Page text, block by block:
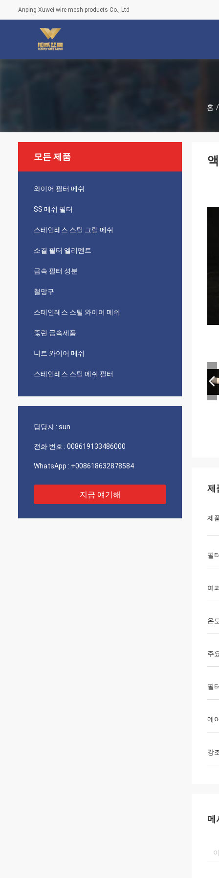
Anping Xuwei wire mesh products Co., Ltd
홈 /
모든 제품
와이어 필터 메쉬
SS 메쉬 필터
스테인레스 스틸 그릴 메쉬
소결 필터 엘리멘트
금속 필터 성분
철망구
스테인레스 스틸 와이어 메쉬
뚫린 금속제품
니트 와이어 메쉬
스테인레스 스틸 메쉬 필터
담당자 : sun
전화 번호 : 008619133486000
WhatsApp : +008618632878584
지금 얘기해
제
제
필
여
온
주
필
예
강
메